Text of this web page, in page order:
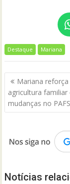
Destaque Mariana
Navegação
de
Post
Mariana
agricultura familiar
mudanças no PAFS
Notícias